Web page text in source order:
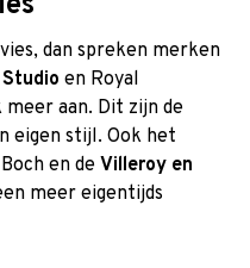
dan spreken merken
en Royal
meer aan. Dit zijn de
eigen stijl. Ook het
en de Villeroy en
meer eigentijds